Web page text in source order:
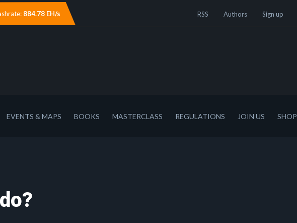
884.78 EH/s RSS Authors Sign up
EVENTS & MAPS BOOKS MASTERCLASS REGULATIONS JOIN US SHOP